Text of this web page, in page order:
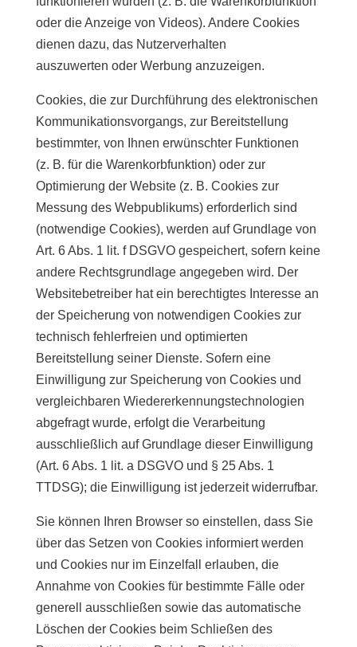
oder die Anzeige von Videos). Andere Cookies
dienen dazu, das Nutzerverhalten
auszuwerten oder Werbung anzuzeigen.
Cookies, die zur Durchführung des elektronischen
Kommunikationsvorgangs, zur Bereitstellung
bestimmter, von Ihnen erwünschter Funktionen
(z. B. für die Warenkorbfunktion) oder zur
Optimierung der Website (z. B. Cookies zur
Messung des Webpublikums) erforderlich sind
(notwendige Cookies), werden auf Grundlage von
Art. 6 Abs. 1 lit. f DSGVO gespeichert, sofern keine
andere Rechtsgrundlage angegeben wird. Der
Websitebetreiber hat ein berechtigtes Interesse an
der Speicherung von notwendigen Cookies zur
technisch fehlerfreien und optimierten
Bereitstellung seiner Dienste. Sofern eine
Einwilligung zur Speicherung von Cookies und
vergleichbaren Wiedererkennungstechnologien
abgefragt wurde, erfolgt die Verarbeitung
ausschließlich auf Grundlage dieser Einwilligung
(Art. 6 Abs. 1 lit. a DSGVO und § 25 Abs. 1
TTDSG); die Einwilligung ist jederzeit widerrufbar.
Sie können Ihren Browser so einstellen, dass Sie
über das Setzen von Cookies informiert werden
und Cookies nur im Einzelfall erlauben, die
Annahme von Cookies für bestimmte Fälle oder
generell ausschließen sowie das automatische
Löschen der Cookies beim Schließen des